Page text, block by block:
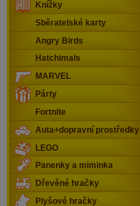
Knížky
Sběratelské karty
Angry Birds
Hatchimals
MARVEL
Párty
Fortnite
Auta+dopravní prostředky
LEGO
Panenky a miminka
Dřevěné hračky
Plyšové hračky